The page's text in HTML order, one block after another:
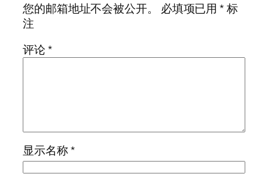
您的邮箱地址不会被公开。
必填项已用*标
注
评论*
显示名称*